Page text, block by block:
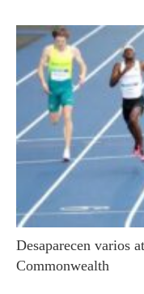
Desaparecen varios
Commonwealth